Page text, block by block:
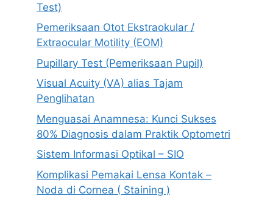
Test)
Pemeriksaan Otot Ekstraokular /
Extraocular Motility (EOM)
Pupillary Test (Pemeriksaan Pupil)
Visual Acuity (VA) alias Tajam
Penglihatan
Menguasai Anamnesa: Kunci Sukses
80% Diagnosis dalam Praktik Optometri
Sistem Informasi Optikal – SIO
Komplikasi Pemakai Lensa Kontak –
Noda di Cornea ( Staining )